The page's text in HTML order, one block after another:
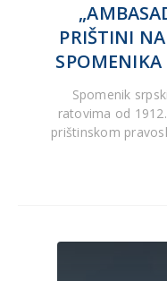
PRIŠTINI
SPOMENIKA
Spomenik
ratovima od
prištinskom